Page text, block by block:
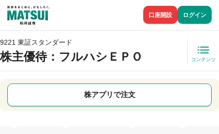
口座開設 ログイン
9221 東証スタンダード
株主優待：フルハシＥＰＯ コンテンツ
株アプリで注文